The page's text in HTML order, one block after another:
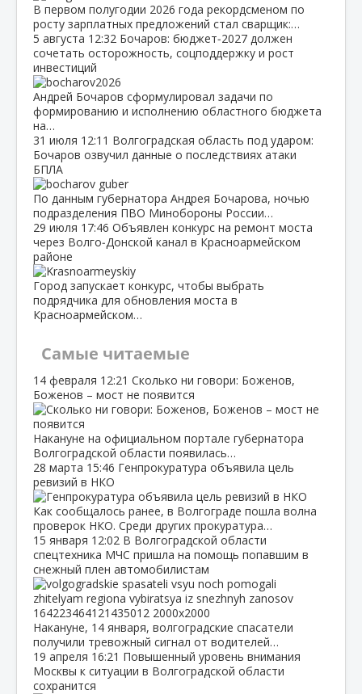
В первом полугодии 2026 года рекордсменом по
росту зарплатных предложений стал сварщик:…
5 августа 12:32 Бочаров: бюджет‑2027 должен
сочетать осторожность, соцподдержку и рост
инвестиций
Андрей Бочаров сформулировал задачи по
формированию и исполнению областного бюджета
на…
31 июля 12:11 Волгоградская область под ударом:
Бочаров озвучил данные о последствиях атаки
БПЛА
По данным губернатора Андрея Бочарова, ночью
подразделения ПВО Минобороны России…
29 июля 17:46 Объявлен конкурс на ремонт моста
через Волго‑Донской канал в Красноармейском
районе
Город запускает конкурс, чтобы выбрать
подрядчика для обновления моста в
Красноармейском…
Самые читаемые
14 февраля 12:21 Сколько ни говори: Боженов,
Боженов – мост не появится
Накануне на официальном портале губернатора
Волгоградской области появилась…
28 марта 15:46 Генпрокуратура объявила цель
ревизий в НКО
Как сообщалось ранее, в Волгограде пошла волна
проверок НКО. Среди других прокуратура…
15 января 12:02 В Волгоградской области
спецтехника МЧС пришла на помощь попавшим в
снежный плен автомобилистам
Накануне, 14 января, волгоградские спасатели
получили тревожный сигнал от водителей…
19 апреля 16:21 Повышенный уровень внимания
Москвы к ситуации в Волгоградской области
сохранится